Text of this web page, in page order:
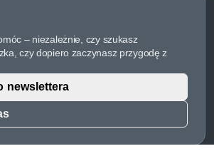
– niezależnie, czy szukasz
czy dopiero zaczynasz przygodę z
newslettera